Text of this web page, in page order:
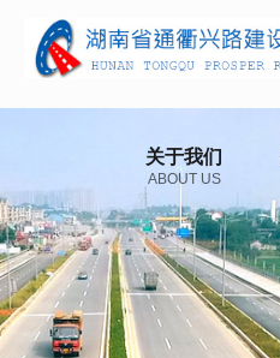
关于我们
ABOUT US